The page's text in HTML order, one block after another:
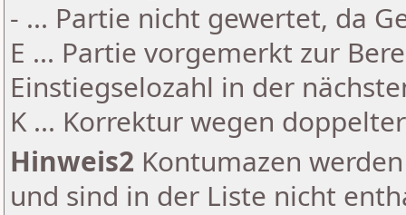
- ... Partie nicht gewertet, da
E ... Partie vorgemerkt zur
Einstiegselozahl in der
K ... Korrektur wegen
Hinweis2 Kontumazen
und sind in der Liste nicht